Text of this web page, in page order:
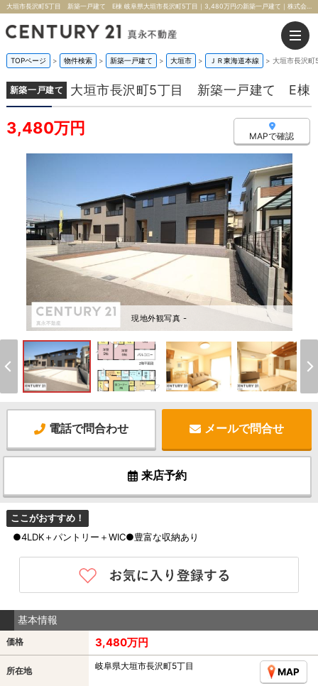
大垣市長沢町5丁目 新築一戸建て E棟 岐阜県大垣市長沢町5丁目｜3,480万円の新築一戸建て｜株式会社真永不動産
TOPページ > 物件検索 > 新築一戸建て > 大垣市 > ＪＲ東海道本線 > 大垣市長沢
新築一戸建て 大垣市長沢町5丁目 新築一戸建て E棟
3,480万円 MAPで確認
現地外観写真 -
電話で問合わせ メールで問合せ
来店予約
ここがおすすめ！
●4LDK＋パントリー＋WIC●豊富な収納あり
基本情報
価格 3,480万円
所在地 岐阜県大垣市長沢町5丁目
MAP